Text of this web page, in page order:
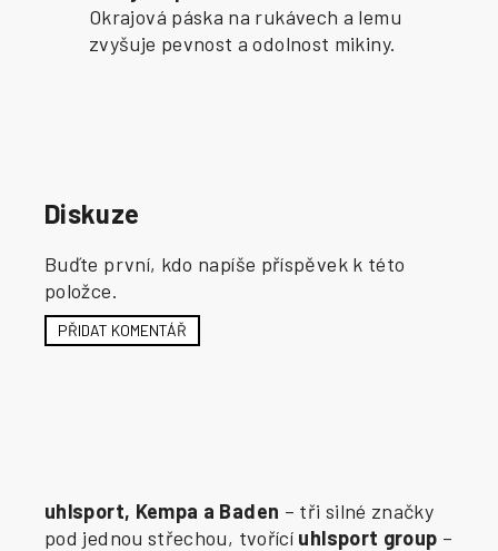
Okrajová páska na rukávech a lemu
zvyšuje pevnost a odolnost mikiny.
Diskuze
Buďte první, kdo napíše příspěvek k této
položce.
PŘIDAT KOMENTÁŘ
uhlsport, Kempa a Baden – tři silné značky
pod jednou střechou, tvořící uhlsport group –